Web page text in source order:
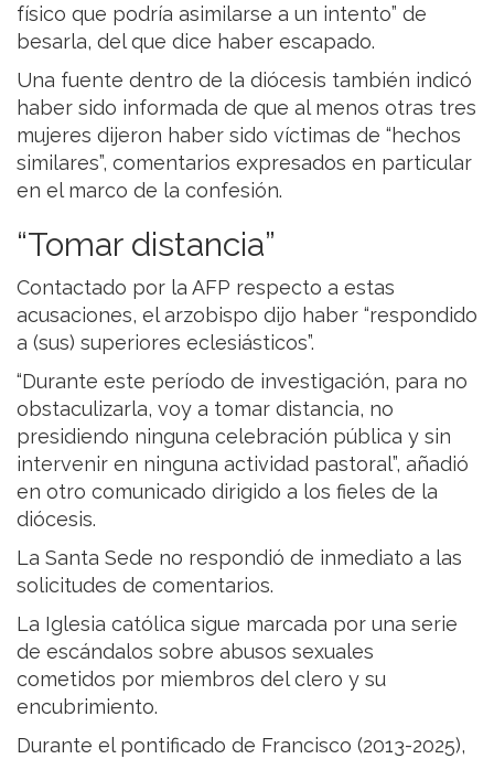
físico que podría asimilarse a un intento” de
besarla, del que dice haber escapado.
Una fuente dentro de la diócesis también indicó
haber sido informada de que al menos otras tres
mujeres dijeron haber sido víctimas de “hechos
similares”, comentarios expresados en particular
en el marco de la confesión.
“Tomar distancia”
Contactado por la AFP respecto a estas
acusaciones, el arzobispo dijo haber “respondido
a (sus) superiores eclesiásticos”.
“Durante este período de investigación, para no
obstaculizarla, voy a tomar distancia, no
presidiendo ninguna celebración pública y sin
intervenir en ninguna actividad pastoral”, añadió
en otro comunicado dirigido a los fieles de la
diócesis.
La Santa Sede no respondió de inmediato a las
solicitudes de comentarios.
La Iglesia católica sigue marcada por una serie
de escándalos sobre abusos sexuales
cometidos por miembros del clero y su
encubrimiento.
Durante el pontificado de Francisco (2013-2025),